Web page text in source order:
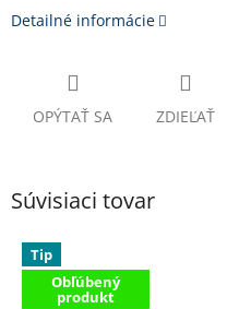
Detailné informácie
OPÝTAŤ SA ZDIEĽAŤ
Súvisiaci tovar
Tip
Obľúbený
produkt